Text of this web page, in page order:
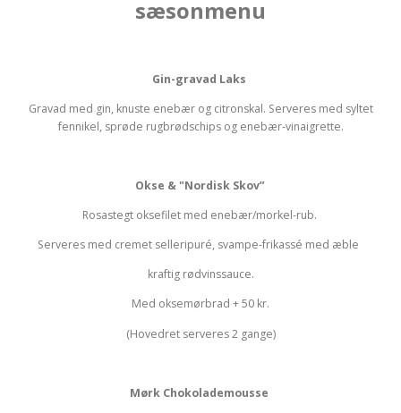
sæsonmenu
Gin-gravad Laks
Gravad med gin, knuste enebær og citronskal. Serveres med syltet
fennikel, sprøde rugbrødschips og enebær-vinaigrette.
Okse & "Nordisk Skov”
Rosastegt oksefilet med enebær/morkel-rub.
Serveres med cremet selleripuré, svampe-frikassé med æble
kraftig rødvinssauce.
Med oksemørbrad + 50 kr.
(Hovedret serveres 2 gange)
Mørk Chokolademousse